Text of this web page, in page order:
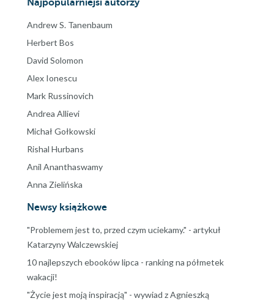
Najpopularniejsi autorzy
Andrew S. Tanenbaum
Herbert Bos
David Solomon
Alex Ionescu
Mark Russinovich
Andrea Allievi
Michał Gołkowski
Rishal Hurbans
Anil Ananthaswamy
Anna Zielińska
Newsy książkowe
"Problemem jest to, przed czym uciekamy." - artykuł
Katarzyny Walczewskiej
10 najlepszych ebooków lipca - ranking na półmetek
wakacji!
"Życie jest moją inspiracją" - wywiad z Agnieszką